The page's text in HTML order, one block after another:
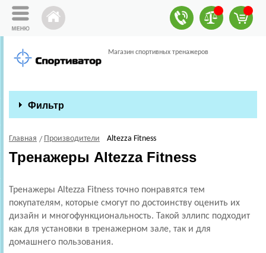
Магазин спортивных тренажеров
Фильтр
Главная Производители Altezza Fitness
Тренажеры Altezza Fitness
Тренажеры Altezza Fitness точно понравятся тем
покупателям, которые смогут по достоинству оценить их
дизайн и многофункциональность. Такой эллипс подходит
как для установки в тренажерном зале, так и для
домашнего пользования.